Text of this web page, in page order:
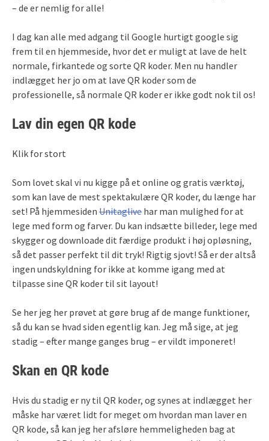
– de er nemlig for alle!
I dag kan alle med adgang til Google hurtigt google sig
frem til en hjemmeside, hvor det er muligt at lave de helt
normale, firkantede og sorte QR koder. Men nu handler
indlægget her jo om at lave QR koder som de
professionelle, så normale QR koder er ikke godt nok til os!
Lav din egen QR kode
Klik for stort
Som lovet skal vi nu kigge på et online og gratis værktøj,
som kan lave de mest spektakulære QR koder, du længe har
set! På hjemmesiden Unitaglive har man mulighed for at
lege med form og farver. Du kan indsætte billeder, lege med
skygger og downloade dit færdige produkt i høj opløsning,
så det passer perfekt til dit tryk! Rigtig sjovt! Så er der altså
ingen undskyldning for ikke at komme igang med at
tilpasse sine QR koder til sit layout!
Se her jeg her prøvet at gøre brug af de mange funktioner,
så du kan se hvad siden egentlig kan. Jeg må sige, at jeg
stadig – efter mange ganges brug – er vildt imponeret!
Skan en QR kode
Hvis du stadig er ny til QR koder, og synes at indlægget her
måske har været lidt for meget om hvordan man laver en
QR kode, så kan jeg her afsløre hemmeligheden bag at